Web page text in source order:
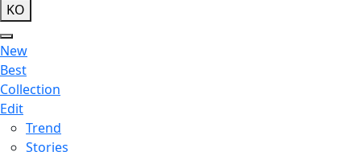
KO
New
Best
Collection
Edit
Trend
Stories